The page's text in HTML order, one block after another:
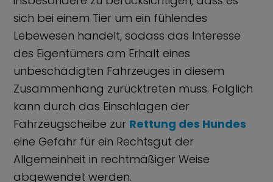
sich bei einem Tier um ein fühlendes
Lebewesen handelt, sodass das Interesse
des Eigentümers am Erhalt eines
unbeschädigten Fahrzeuges in diesem
Zusammenhang zurücktreten muss. Folglich
kann durch das Einschlagen der
Fahrzeugscheibe zur Rettung des Hundes
eine Gefahr für ein Rechtsgut der
Allgemeinheit in rechtmäßiger Weise
abgewendet werden.